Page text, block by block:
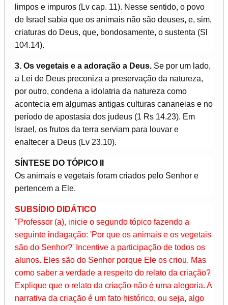
limpos e impuros (Lv cap. 11). Nesse sentido, o povo
de Israel sabia que os animais não são deuses, e, sim,
criaturas do Deus, que, bondosamente, o sustenta (Sl
104.14).
3. Os vegetais e a adoração a Deus. Se por um lado,
a Lei de Deus preconiza a preservação da natureza,
por outro, condena a idolatria da natureza como
acontecia em algumas antigas culturas cananeias e no
período de apostasia dos judeus (1 Rs 14.23). Em
Israel, os frutos da terra serviam para louvar e
enaltecer a Deus (Lv 23.10).
SÍNTESE DO TÓPICO II
Os animais e vegetais foram criados pelo Senhor e
pertencem a Ele.
SUBSÍDIO DIDÁTICO
"Professor (a), inicie o segundo tópico fazendo a
seguinte indagação: 'Por que os animais e os vegetais
são do Senhor?' Incentive a participação de todos os
alunos. Eles são do Senhor porque Ele os criou. Mas
como saber a verdade a respeito do relato da criação?
Explique que o relato da criação não é uma alegoria. A
narrativa da criação é um fato histórico, ou seja, algo